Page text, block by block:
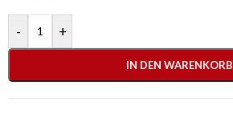
- +
IN DEN WARENKORB